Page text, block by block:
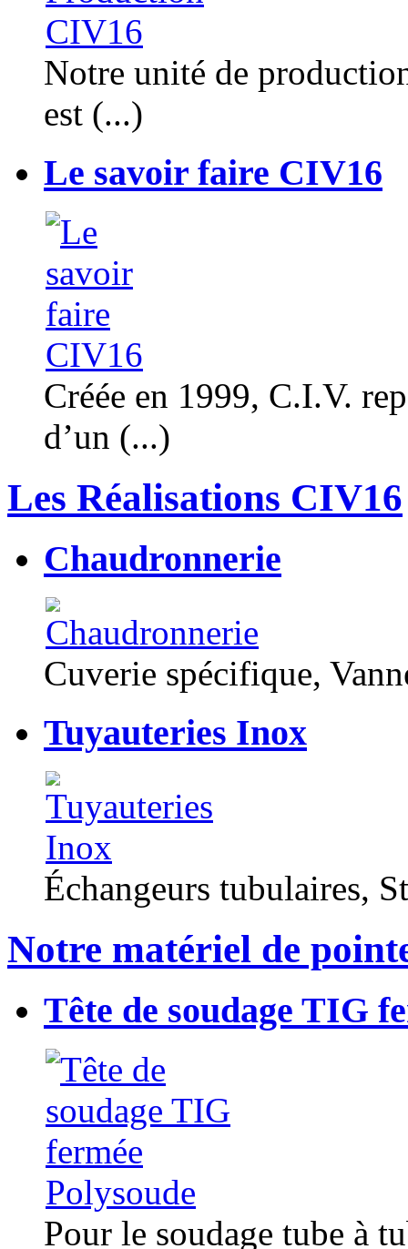
Notre unité de
est (...)
Le savoir faire CIV16
Créée en 1999, C.I.V.
d’un (...)
Les Réalisations CIV16
Chaudronnerie
Cuverie spécifique,
Tuyauteries Inox
Échangeurs tubulaires,
Notre matériel de
Tête de soudage TIG
Pour le soudage tube à